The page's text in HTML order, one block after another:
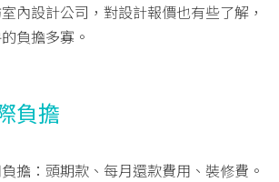
內設計公司，對設計報價也有些了解，
負擔多寡。
負擔
擔：頭期款、每月還款費用、裝修費。